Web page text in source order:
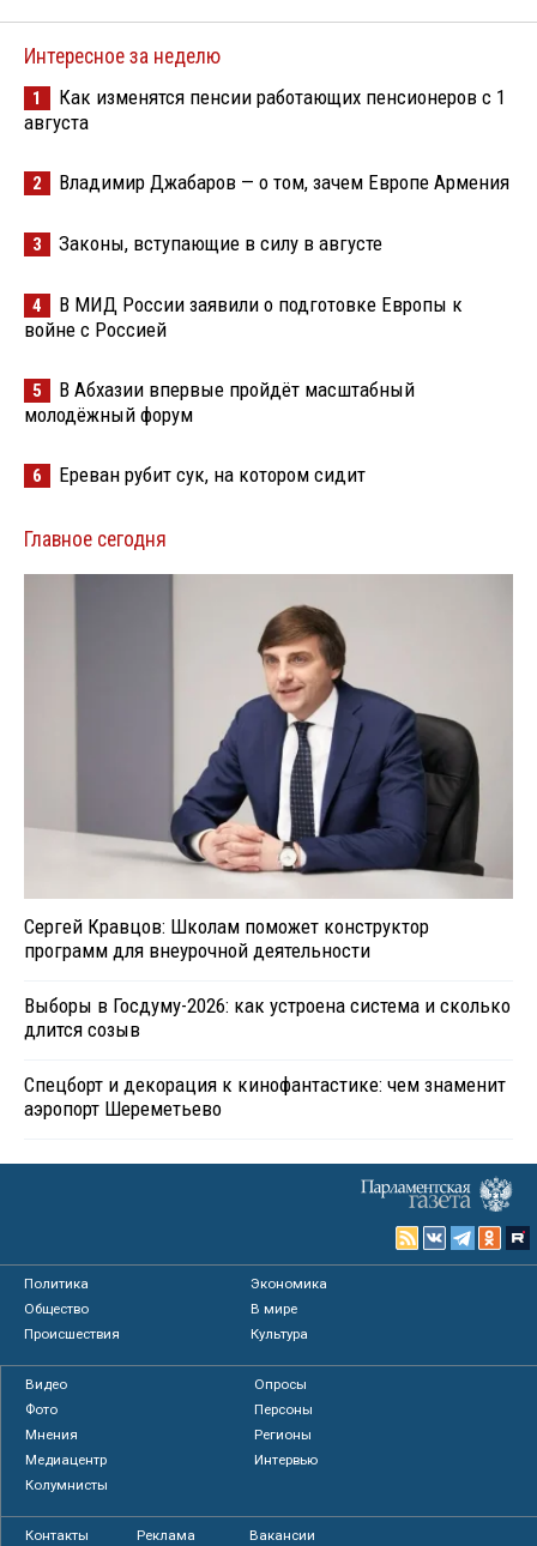
Интересное за неделю
1
Как изменятся пенсии работающих пенсионеров с 1
августа
2 Владимир Джабаров — о том, зачем Европе Армения
3 Законы, вступающие в силу в августе
4
В МИД России заявили о подготовке Европы к
войне с Россией
5
В Абхазии впервые пройдёт масштабный
молодёжный форум
6 Ереван рубит сук, на котором сидит
Главное сегодня
Сергей Кравцов: Школам поможет конструктор
программ для внеурочной деятельности
Выборы в Госдуму-2026: как устроена система и сколько
длится созыв
Спецборт и декорация к кинофантастике: чем знаменит
аэропорт Шереметьево
Политика
Экономика
Общество
В мире
Происшествия
Культура
Видео
Опросы
Фото
Персоны
Мнения
Регионы
Медиацентр
Интервью
Колумнисты
Контакты Реклама Вакансии